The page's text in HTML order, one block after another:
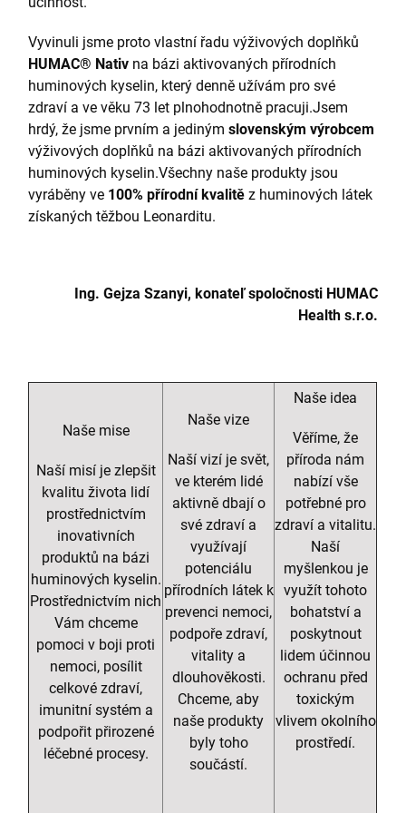
Vyvinuli jsme proto vlastní řadu výživových doplňků
HUMAC® Nativ na bázi aktivovaných přírodních
huminových kyselin, který denně užívám pro své
zdraví a ve věku 73 let plnohodnotně pracuji.Jsem
hrdý, že jsme prvním a jedinýmslovenským výrobcem
výživových doplňků na bázi aktivovaných přírodních
huminových kyselin.Všechny naše produkty jsou
vyráběny ve 100% přírodní kvalitě z huminových látek
získaných těžbou Leonarditu.
Ing. Gejza Szanyi, konateľ spoločnosti HUMAC
Health s.r.o.
Naše mise
Naší misí je zlepšit
kvalitu života lidí
prostřednictvím
inovativních
produktů na bázi
huminových kyselin.
Prostřednictvím nich
Vám chceme
pomoci v boji proti
nemoci, posílit
celkové zdraví,
imunitní systém a
podpořit přirozené
léčebné procesy.
Naše vize
Naší vizí je svět,
ve kterém lidé
aktivně dbají o
své zdraví a
využívají
potenciálu
přírodních látek k
prevenci nemoci,
podpoře zdraví,
vitality a
dlouhověkosti.
Chceme, aby
naše produkty
byly toho
součástí.
Naše idea
Věříme, že
příroda nám
nabízí vše
potřebné pro
zdraví a vitalitu.
Naší
myšlenkou je
využít tohoto
bohatství a
poskytnout
lidem účinnou
ochranu před
toxickým
vlivem okolního
prostředí.